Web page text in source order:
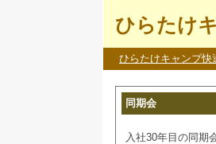
ひらたけ
ひらたけキャンプ快
同期会
入社30年目の同期会